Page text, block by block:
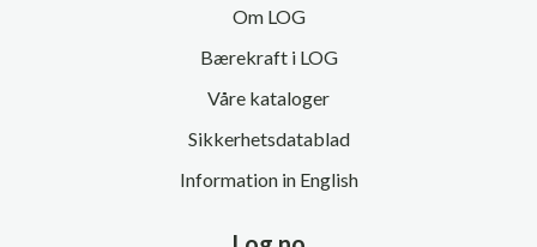
Om LOG
Bærekraft i LOG
Våre kataloger
Sikkerhetsdatablad
Information in English